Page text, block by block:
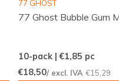
Lançamentos
variantes
Compra simples
online intuitiva
Atendimento ao
77 GHOST
77 Ghost Bubble Gum
10-pack | €1,85 pc
€18,50/ excl. IVA €15,29